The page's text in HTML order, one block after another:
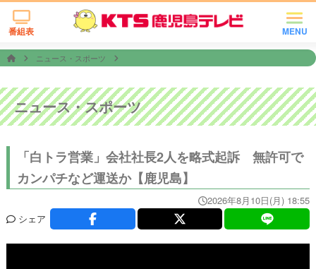
MENU
番組表
ニュース・スポーツ
ニュース・スポーツ
「白トラ営業」会社社長2人を略式起訴 無許可で
カンパチなど運送か【鹿児島】
2026年8月10日(月) 18:55
シェア